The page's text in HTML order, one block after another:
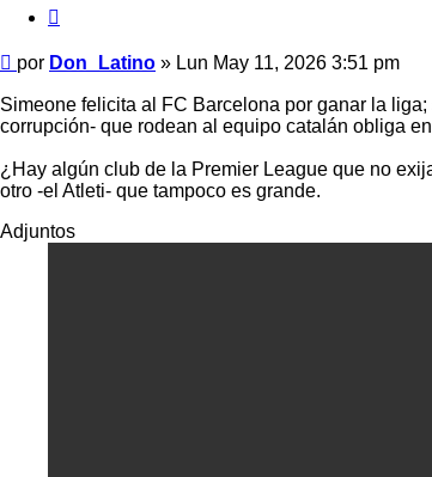
Mensaje
por Don_Latino » Lun May 11, 2026 3:51 pm
Simeone felicita al FC Barcelona por ganar la
corrupción- que rodean al equipo catalán obliga
¿Hay algún club de la Premier League que no
otro -el Atleti- que tampoco es grande.
Adjuntos